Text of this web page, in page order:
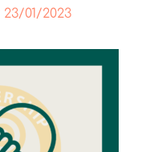
23/01/2023